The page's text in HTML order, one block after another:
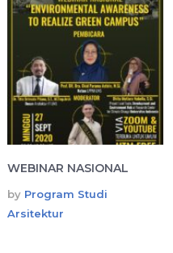
WEBINAR NASIONAL
by Program Studi
Arsitektur